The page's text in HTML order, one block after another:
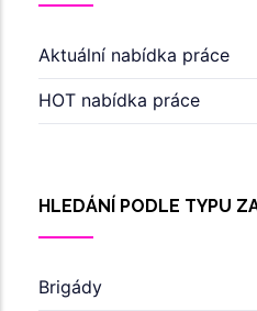
Aktuální nabídka práce
HOT nabídka práce
HLEDÁNÍ PODLE TYPU
Brigády